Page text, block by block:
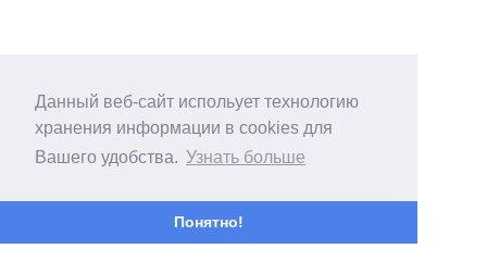
Данный веб-сайт испольует технологию
хранения информации в cookies для
Вашего удобства. Узнать больше
Понятно!